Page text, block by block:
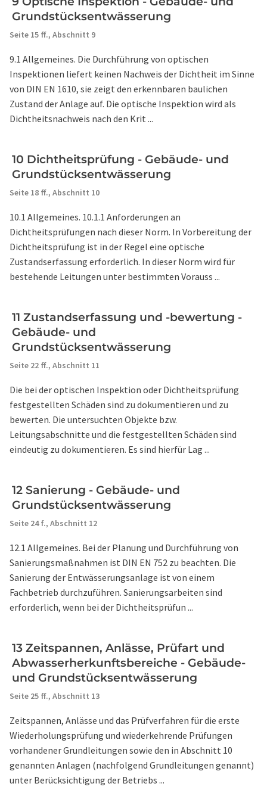
Grundstücksentwässerung
Seite 15 ff., Abschnitt 9
9.1 Allgemeines. Die Durchführung von optischen
Inspektionen liefert keinen Nachweis der Dichtheit im Sinne
von DIN EN 1610, sie zeigt den erkennbaren baulichen
Zustand der Anlage auf. Die optische Inspektion wird als
Dichtheitsnachweis nach den Krit ...
10 Dichtheitsprüfung - Gebäude- und
Grundstücksentwässerung
Seite 18 ff., Abschnitt 10
10.1 Allgemeines. 10.1.1 Anforderungen an
Dichtheitsprüfungen nach dieser Norm. In Vorbereitung der
Dichtheitsprüfung ist in der Regel eine optische
Zustandserfassung erforderlich. In dieser Norm wird für
bestehende Leitungen unter bestimmten Vorauss ...
11 Zustandserfassung und -bewertung -
Gebäude- und
Grundstücksentwässerung
Seite 22 ff., Abschnitt 11
Die bei der optischen Inspektion oder Dichtheitsprüfung
festgestellten Schäden sind zu dokumentieren und zu
bewerten. Die untersuchten Objekte bzw.
Leitungsabschnitte und die festgestellten Schäden sind
eindeutig zu dokumentieren. Es sind hierfür Lag ...
12 Sanierung - Gebäude- und
Grundstücksentwässerung
Seite 24 f., Abschnitt 12
12.1 Allgemeines. Bei der Planung und Durchführung von
Sanierungsmaßnahmen ist DIN EN 752 zu beachten. Die
Sanierung der Entwässerungsanlage ist von einem
Fachbetrieb durchzuführen. Sanierungsarbeiten sind
erforderlich, wenn bei der Dichtheitsprüfun ...
13 Zeitspannen, Anlässe, Prüfart und
Abwasserherkunftsbereiche - Gebäude-
und Grundstücksentwässerung
Seite 25 ff., Abschnitt 13
Zeitspannen, Anlässe und das Prüfverfahren für die erste
Wiederholungsprüfung und wiederkehrende Prüfungen
vorhandener Grundleitungen sowie den in Abschnitt 10
genannten Anlagen (nachfolgend Grundleitungen genannt)
unter Berücksichtigung der Betriebs ...